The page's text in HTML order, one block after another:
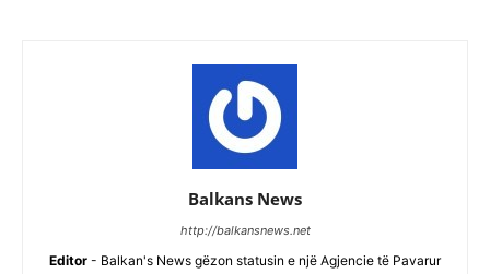
Balkans News
http://balkansnews.net
Editor - Balkan's News gëzon statusin e një Agjencie të Pavarur